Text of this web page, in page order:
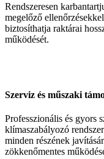
Rendszeresen
megelőző
biztosíthatja raktárai
működését.
Szerviz és műszaki
Professzionális és gyors
klímaszabályozó
minden részének
zökkenőmentes